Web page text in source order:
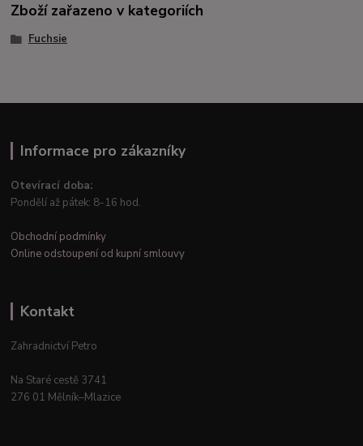
Zboží zařazeno v kategoriích
Fuchsie
Informace pro zákazníky
Otevírací doba:
Pondělí až pátek: 8-16 hod.
Obchodní podmínky
Online odstoupení od kupní smlouvy
Kontakt
Zahradnictví Petro
Na Staré cestě 3741
276 01 Mělník–Mlazice